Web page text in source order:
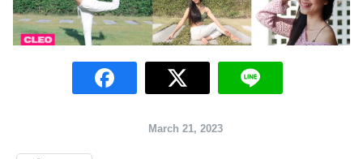
March 21, 2023